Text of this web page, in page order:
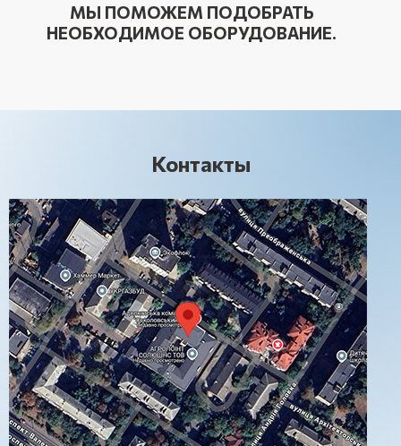
МЫ ПОМОЖЕМ ПОДОБРАТЬ
НЕОБХОДИМОЕ ОБОРУДОВАНИЕ.
Контакты